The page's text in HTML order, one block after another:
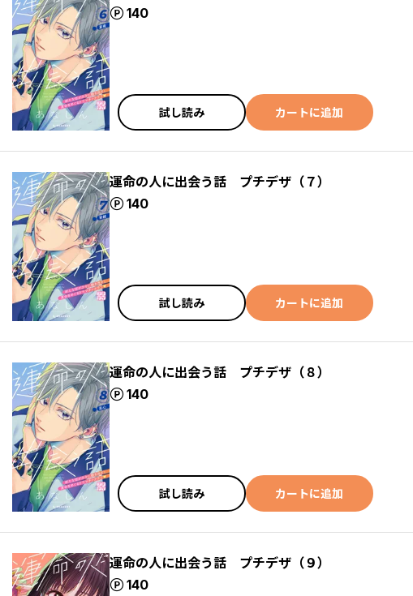
140
ポイント
試し読み カートに追加
運命の人に出会う話 プチデザ（７）
140
ポイント
試し読み カートに追加
運命の人に出会う話 プチデザ（８）
140
ポイント
試し読み カートに追加
運命の人に出会う話 プチデザ（９）
140
ポイント